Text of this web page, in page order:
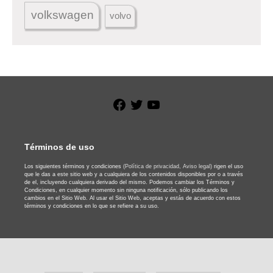
volkswagen volvo
Facebook
Twitter
Términos de uso
Los siguientes términos y condiciones (Política de privacidad, Aviso legal) rigen el uso
que le das a este sitio web y a cualquiera de los contenidos disponibles por o a través
de el, incluyendo cualquiera derivado del mismo. Podemos cambiar los Términos y
Condiciones, en cualquier momento sin ninguna notificación, sólo publicando los
cambios en el Sitio Web. Al usar el Sitio Web, aceptas y estás de acuerdo con estos
términos y condiciones en lo que se refiere a su uso.